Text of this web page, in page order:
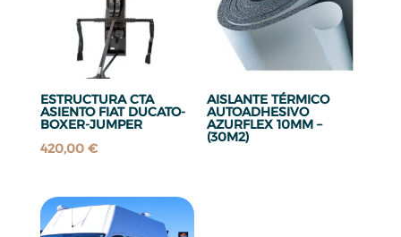
ESTRUCTURA CTA
ASIENTO FIAT DUCATO-
BOXER-JUMPER
420,00 €
AISLANTE TÉRMICO
AUTOADHESIVO
AZURFLEX 10MM –
(30M2)